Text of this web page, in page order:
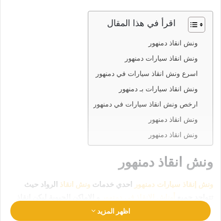
اقرأ في هذا المقال
ونش انقاذ دمنهور
ونش انقاذ سيارات دمنهور
اسرع ونش انقاذ سيارات في دمنهور
ونش انقاذ سيارات بـ دمنهور
ارخص ونش انقاذ سيارات في دمنهور
ونش انقاذ دمنهور
ونش انقاذ دمنهور
ونش انقاذ دمنهور
ونش إنقاذ سيارات دمنهور احدي خدمات ونش انقاذ الرواد حيث
سيارتك في امان تام وراحة رقم ونش انقاذ دمنهور
01063144040
اظهر المزيد